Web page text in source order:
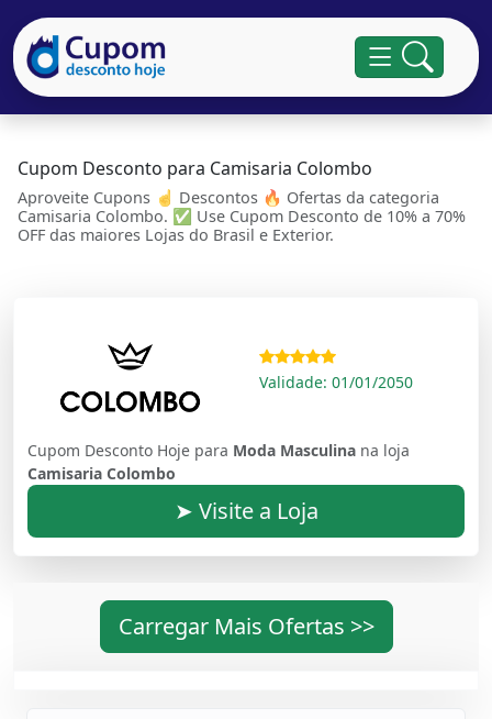
Cupom Desconto para Camisaria Colombo
Aproveite Cupons ☝ Descontos 🔥 Ofertas da categoria
Camisaria Colombo. ✅ Use Cupom Desconto de 10% a 70%
OFF das maiores Lojas do Brasil e Exterior.
Validade: 01/01/2050
Cupom Desconto Hoje para Moda Masculina na loja
Camisaria Colombo
➤ Visite a Loja
Carregar Mais Ofertas >>